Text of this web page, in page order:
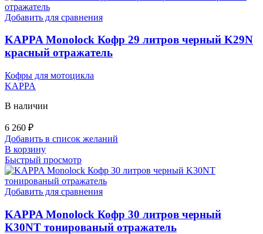
Добавить для сравнения
KAPPA Monolock Кофр 29 литров черный K29N
красный отражатель
Кофры для мотоцикла
KAPPA
В наличии
6 260 ₽
Добавить в список желаний
В корзину
Быстрый просмотр
Добавить для сравнения
KAPPA Monolock Кофр 30 литров черный
K30NT тонированый отражатель